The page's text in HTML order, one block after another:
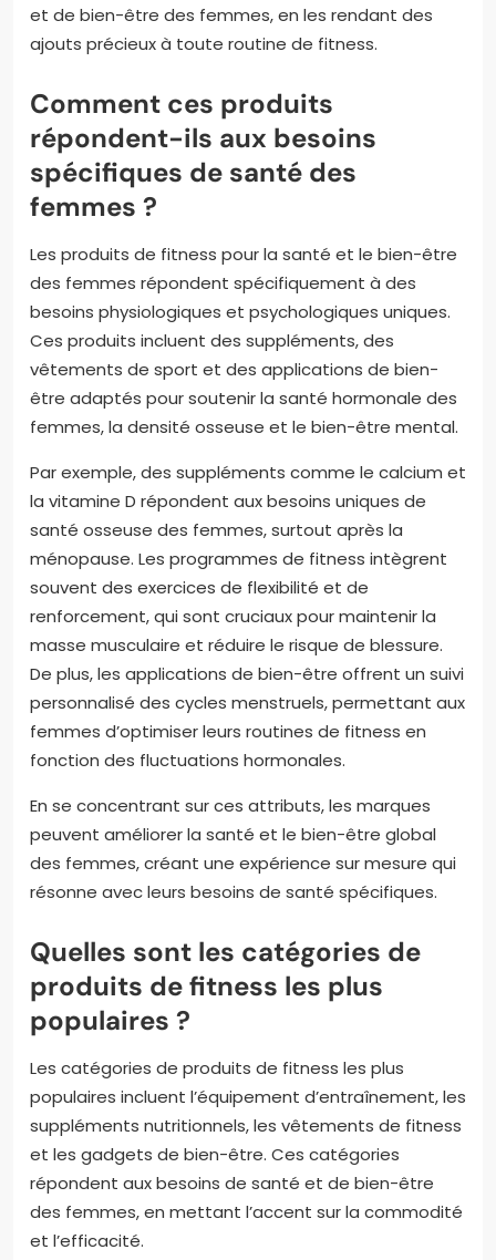
et de bien-être des femmes, en les rendant des
ajouts précieux à toute routine de fitness.
Comment ces produits
répondent-ils aux besoins
spécifiques de santé des
femmes ?
Les produits de fitness pour la santé et le bien-être
des femmes répondent spécifiquement à des
besoins physiologiques et psychologiques uniques.
Ces produits incluent des suppléments, des
vêtements de sport et des applications de bien-
être adaptés pour soutenir la santé hormonale des
femmes, la densité osseuse et le bien-être mental.
Par exemple, des suppléments comme le calcium et
la vitamine D répondent aux besoins uniques de
santé osseuse des femmes, surtout après la
ménopause. Les programmes de fitness intègrent
souvent des exercices de flexibilité et de
renforcement, qui sont cruciaux pour maintenir la
masse musculaire et réduire le risque de blessure.
De plus, les applications de bien-être offrent un suivi
personnalisé des cycles menstruels, permettant aux
femmes d’optimiser leurs routines de fitness en
fonction des fluctuations hormonales.
En se concentrant sur ces attributs, les marques
peuvent améliorer la santé et le bien-être global
des femmes, créant une expérience sur mesure qui
résonne avec leurs besoins de santé spécifiques.
Quelles sont les catégories de
produits de fitness les plus
populaires ?
Les catégories de produits de fitness les plus
populaires incluent l’équipement d’entraînement, les
suppléments nutritionnels, les vêtements de fitness
et les gadgets de bien-être. Ces catégories
répondent aux besoins de santé et de bien-être
des femmes, en mettant l’accent sur la commodité
et l’efficacité.